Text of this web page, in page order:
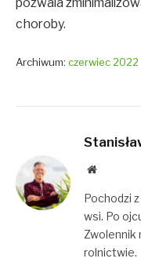
choroby.
Archiwum: czerwiec 2022
Website
Pochodzi z
wsi. Po
Zwolennik
rolnictwie.